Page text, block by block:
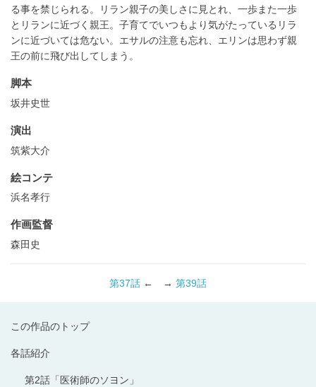
この作品のトップ
各話紹介
第2話「医術師のソヨン」
る事を禁じられる。リラン親子の美しさに見とれ、一歩また一歩
とリランに近づく親王。子育てでいつもより気がたっているリラ
ンに近づいては危ない。エサルの注意も忘れ、エリンは思わず親
王の前に飛び出してしまう。
脚本
坂井史世
演出
筑紫大介
絵コンテ
浜名孝行
作画監督
森田史
第37話 ← → 第39話